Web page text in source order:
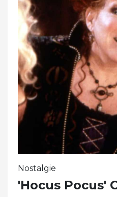
Nostalgie
'Hocus Pocus'